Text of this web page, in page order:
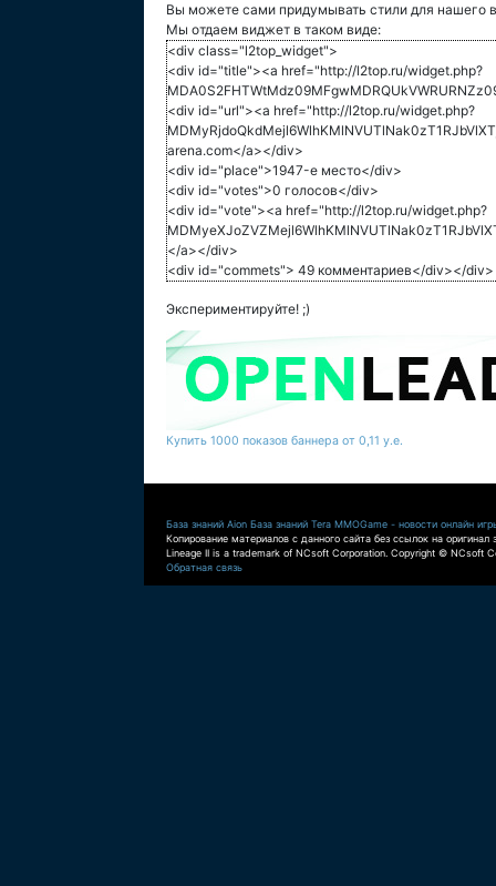
Вы можете сами придумывать стили для нашего
Мы отдаем виджет в таком виде:
<div class="l2top_widget">
<div id="title"><a href="http://l2top.ru/widget.php?
<div id="url"><a href="http://l2top.ru/widget.php?
arena.com</a></div>
<div id="place">1947-е место</div>
<div id="votes">0 голосов</div>
<div id="vote"><a href="http://l2top.ru/widget.php?
</a></div>
<div id="commets"> 49 комментариев</div></div>
Экспериментируйте! ;)
Купить 1000 показов баннера от 0,11 у.е.
База знаний Aion База знаний Tera MMOGame - новости онлайн
Копирование материалов с данного сайта без ссылок на оригинал
Lineage II is a trademark of NCsoft Corporation. Copyright © NCsoft
Обратная связь